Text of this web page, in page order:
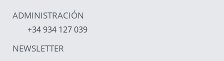
ADMINISTRACIÓN
+34 934 127 039
NEWSLETTER